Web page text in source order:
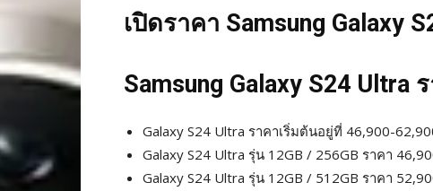
เปิดราคา Samsung Galaxy
Samsung Galaxy S24 Ultra
Galaxy S24 Ultra ราคาเริ่มต้นอยู่ที่ 46,900-
Galaxy S24 Ultra รุ่น 12GB / 256GB ราคา
Galaxy S24 Ultra รุ่น 12GB / 512GB ราคา